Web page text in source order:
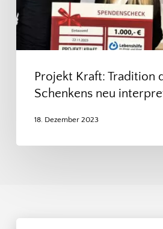
neu
interpretiert
Projekt Kraft: Tradition
Schenkens neu
18. Dezember 2023